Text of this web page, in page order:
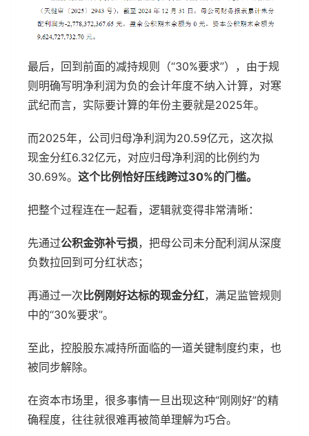
最后，回到前面的减持规则（“30%要求”），由于规
则明确写明净利润为负的会计年度不纳入计算，对寒
武纪而言，实际要计算的年份主要就是2025年。
而2025年，公司归母净利润为20.59亿元，这次拟
现金分红6.32亿元，对应归母净利润的比例约为
30.69%。 这个比例恰好压线跨过30%的门槛。
把整个过程连在一起看，逻辑就变得非常清晰：
先通过公积金弥补亏损，把母公司未分配利润从深度
负数拉回到可分红状态；
再通过一次比例刚好达标的现金分红，满足监管规则
中的“30%要求”。
至此，控股股东减持所面临的一道关键制度约束，也
被同步解除。
在资本市场里，很多事情一旦出现这种“刚刚好”的精
确程度，往往就很难再被简单理解为巧合。